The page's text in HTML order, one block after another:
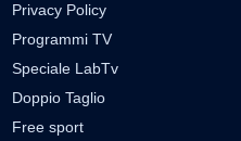
Privacy Policy
Programmi TV
Speciale LabTv
Doppio Taglio
Free sport